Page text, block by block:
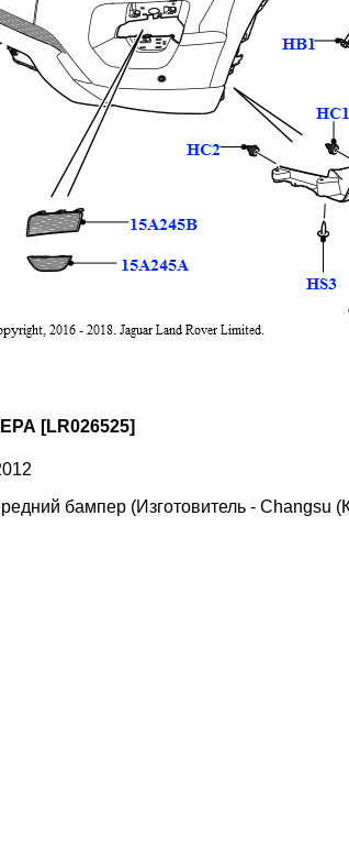
[LR026525]
бампер (Изготовитель - Changsu